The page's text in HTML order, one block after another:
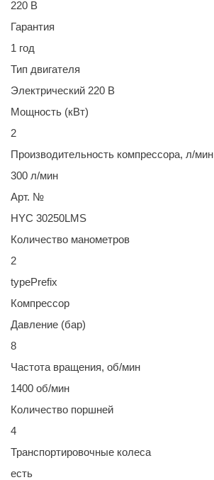
220 В
Гарантия
1 год
Тип двигателя
Электрический 220 В
Мощность (кВт)
2
Производительность компрессора, л/мин
300 л/мин
Арт. №
HYC 30250LMS
Количество манометров
2
typePrefix
Компрессор
Давление (бар)
8
Частота вращения, об/мин
1400 об/мин
Количество поршней
4
Транспортировочные колеса
есть